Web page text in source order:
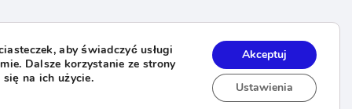
aby świadczyć usługi
Dalsze korzystanie ze strony
się na ich użycie.
Akceptuj
Ustawienia